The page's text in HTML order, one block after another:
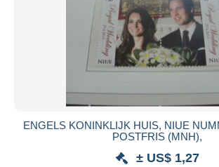
ENGELS KONINKLIJK HUIS, NIUE
POSTFRIS (MNH),
± US$ 1,27